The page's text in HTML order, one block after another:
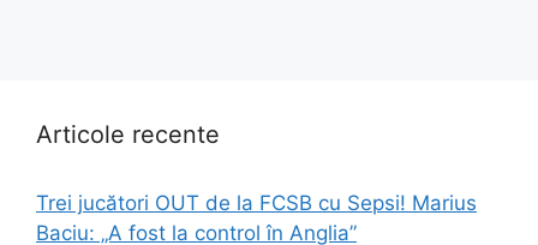
Articole recente
Trei jucători OUT de la FCSB cu Sepsi! Marius
Baciu: „A fost la control în Anglia”